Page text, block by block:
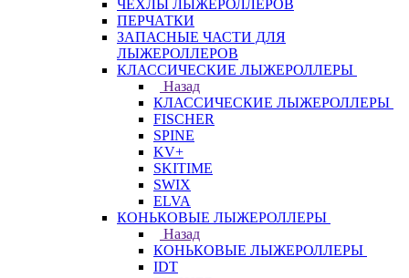
ЧЕХЛЫ ЛЫЖЕРОЛЛЕРОВ
ПЕРЧАТКИ
ЗАПАСНЫЕ ЧАСТИ ДЛЯ
ЛЫЖЕРОЛЛЕРОВ
КЛАССИЧЕСКИЕ ЛЫЖЕРОЛЛЕРЫ
Назад
КЛАССИЧЕСКИЕ ЛЫЖЕРОЛЛЕРЫ
FISCHER
SPINE
KV+
SKITIME
SWIX
ELVA
КОНЬКОВЫЕ ЛЫЖЕРОЛЛЕРЫ
Назад
КОНЬКОВЫЕ ЛЫЖЕРОЛЛЕРЫ
IDT